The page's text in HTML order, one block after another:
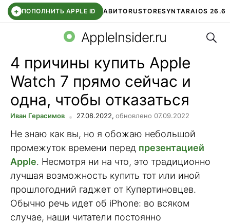
+ ПОПОЛНИТЬ APPLE ID АВИТОRUSTORESYNTARAIOS 26.6
СБЕР КИДС ЧАТ ROBLOXВТБ ОНЛАЙН
AppleInsider.ru
4 причины купить Apple
Watch 7 прямо сейчас и
одна, чтобы отказаться
Иван Герасимов 27.08.2022, обновлено 07.09.2022
Не знаю как вы, но я обожаю небольшой
промежуток времени перед презентацией
Apple. Несмотря ни на что, это традиционно
лучшая возможность купить тот или иной
прошлогодний гаджет от Купертиновцев.
Обычно речь идет об iPhone: во всяком
случае, наши читатели постоянно